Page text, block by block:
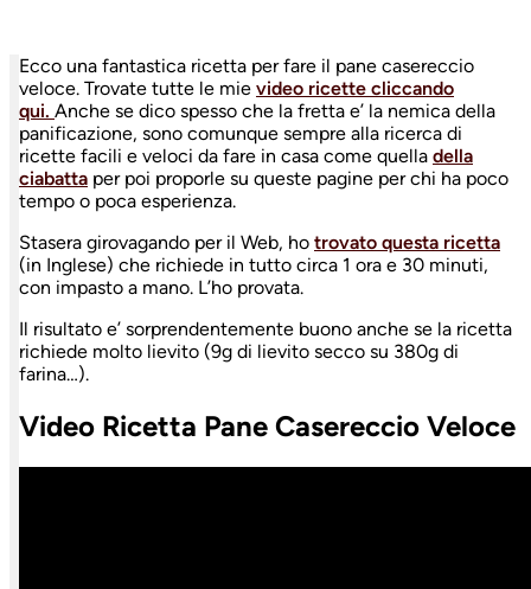
Ecco una fantastica ricetta per fare il pane casereccio
veloce. Trovate tutte le mie video ricette cliccando
qui. Anche se dico spesso che la fretta e’ la nemica della
panificazione, sono comunque sempre alla ricerca di
ricette facili e veloci da fare in casa come quella della
ciabatta per poi proporle su queste pagine per chi ha poco
tempo o poca esperienza.
Stasera girovagando per il Web, ho trovato questa ricetta
(in Inglese) che richiede in tutto circa 1 ora e 30 minuti,
con impasto a mano. L’ho provata.
Il risultato e’ sorprendentemente buono anche se la ricetta
richiede molto lievito (9g di lievito secco su 380g di
farina…).
Video Ricetta Pane Casereccio Veloce